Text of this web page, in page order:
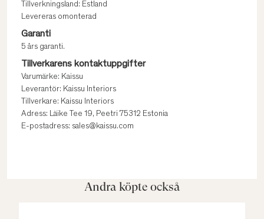
Tillverkningsland: Estland
Levereras omonterad
Garanti
5 års garanti.
Tillverkarens kontaktuppgifter
Varumärke: Kaissu
Leverantör: Kaissu Interiors
Tillverkare: Kaissu Interiors
Adress: Läike Tee 19, Peetri 75312 Estonia
E-postadress: sales@kaissu.com
Andra köpte också